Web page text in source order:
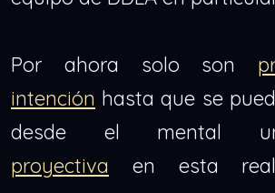
Por ahora solo son
intención hasta que se
desde el mental
proyectiva en esta